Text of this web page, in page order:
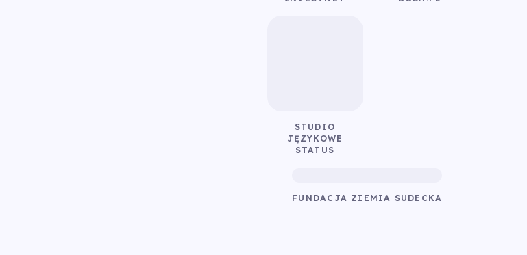
STUDIO
JĘZYKOWE
STATUS
FUNDACJA ZIEMIA SUDECKA